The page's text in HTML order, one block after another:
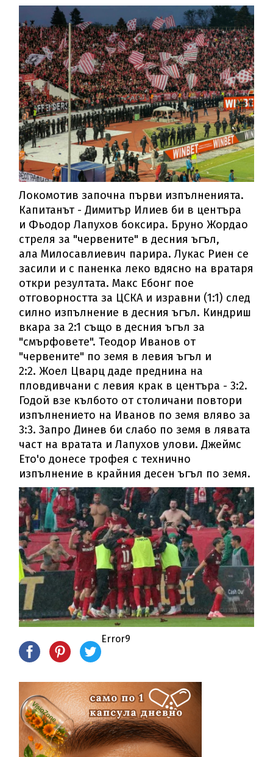
Локомотив започна първи изпълненията.
Капитанът - Димитър Илиев би в центъра
и Фьодор Лапухов боксира. Бруно Жордао
стреля за "червените" в десния ъгъл,
ала Милосавлиевич парира. Лукас Риен се
засили и с паненка леко вдясно на вратаря
откри резултата. Макс Ебонг пое
отговорността за ЦСКА и изравни (1:1) след
силно изпълнение в десния ъгъл. Киндриш
вкара за 2:1 също в десния ъгъл за
"смърфовете". Теодор Иванов от
"червените" по земя в левия ъгъл и
2:2. Жоел Цварц даде преднина на
пловдивчани с левия крак в центъра - 3:2.
Годой взе кълбото от столичани повтори
изпълнението на Иванов по земя вляво за
3:3. Запро Динев би слабо по земя в лявата
част на вратата и Лапухов улови. Джеймс
Ето'о донесе трофея с технично
изпълнение в крайния десен ъгъл по земя.
Error9